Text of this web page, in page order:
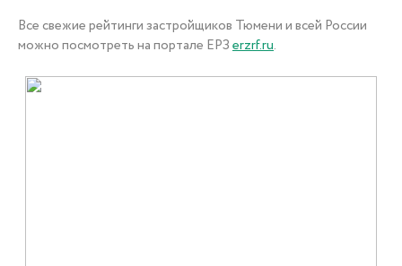
Заказать звонок
Все свежие рейтинги застройщиков Тюмени и всей России
можно посмотреть на портале ЕРЗerzrf.ru.